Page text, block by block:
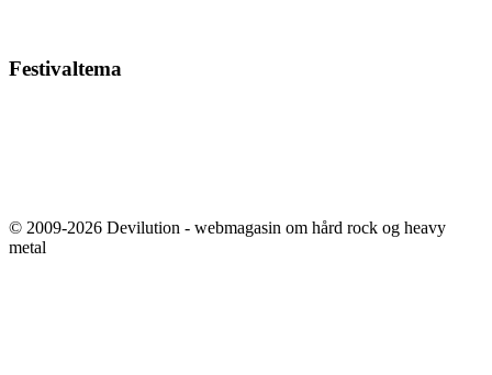
Festivaltema
© 2009-2026 Devilution - webmagasin om hård rock og heavy
metal